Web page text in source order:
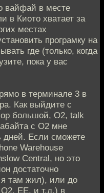
вайфай в месте
в Киото хватает за
местах
програмку на
где (только, когда
пока у вас
в терминале 3 в
Как выйдите с
большой, О2, talk
с O2 мне
дней. Если сможете
Warehouse
Central, но это
достаточно
я там жил), или до
EE, и т.д.) в